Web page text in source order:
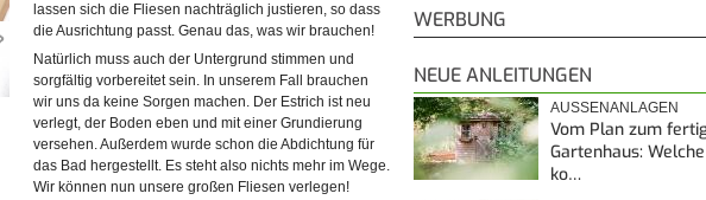
© diybook | Die Abdichtung des Bodens ist ebenfalls bereits
hergestellt. Damit wäre alles bereit, damit wir unsere großen
lassen sich die Fliesen nachträglich justieren, so dass
die Ausrichtung passt. Genau das, was wir brauchen!
Natürlich muss auch der Untergrund stimmen und
sorgfältig vorbereitet sein. In unserem Fall brauchen
wir uns da keine Sorgen machen. Der Estrich ist neu
verlegt, der Boden eben und mit einer Grundierung
versehen. Außerdem wurde schon die Abdichtung für
das Bad hergestellt. Es steht also nichts mehr im Wege.
Wir können nun unsere großen Fliesen verlegen!
WERBUNG
NEUE ANLEITUNGEN
AUSSENANLAGEN
Vom Plan zum
Gartenhaus:
ko…